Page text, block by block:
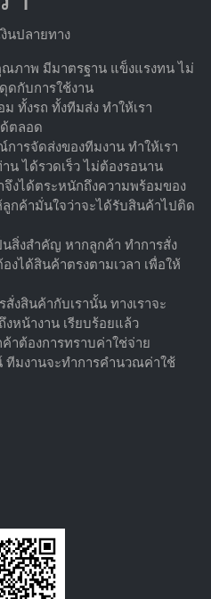
นปลายทาง
ภาพ มีมาตรฐาน แข็งแรงทน ไม่
ดกับการใช้งาน
ทั้งรถ ทั้งทีมส่ง ทำให้เรา
ตลอด
ารจัดส่งของทีมงาน ทำให้เรา
น ได้รวดเร็ว ไม่ต้องรอนาน
จึงได้ตระหนักถึงความพร้อมของ
ลูกค้ามั่นใจว่าจะได้รับสินค้าไปติด
นสิ่งสำคัญ หากลูกค้า ทำการสั่ง
งได้สินค้าตรงตามเวลา เพื่อให้
สั่งสินค้ากับเรานั้น ทางเราจะ
งหน้างาน เรียบร้อยแล้ว
าต้องการทราบค่าใช่จ่าย
ทีมงานจะทำการคำนวณค่าใช้